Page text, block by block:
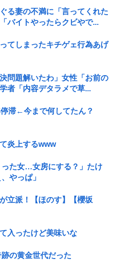
る妻の不満に「言ってくれた
バイトやったらクビやで...
てしまったキチゲェ行為あげ
問題解いたわ」女性「お前の
者「内容デタラメで草...
停滞←今まで何してたん？
炎上するwww
った女…女房にする？」たけ
やっぱ」
立派！【ほのす】【櫻坂
入ったけど美味いな
の黄金世代だった